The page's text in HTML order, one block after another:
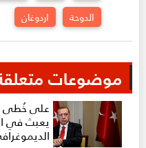
الدوحة
اردوغان
موضوعات
على خُطى
يعبث في